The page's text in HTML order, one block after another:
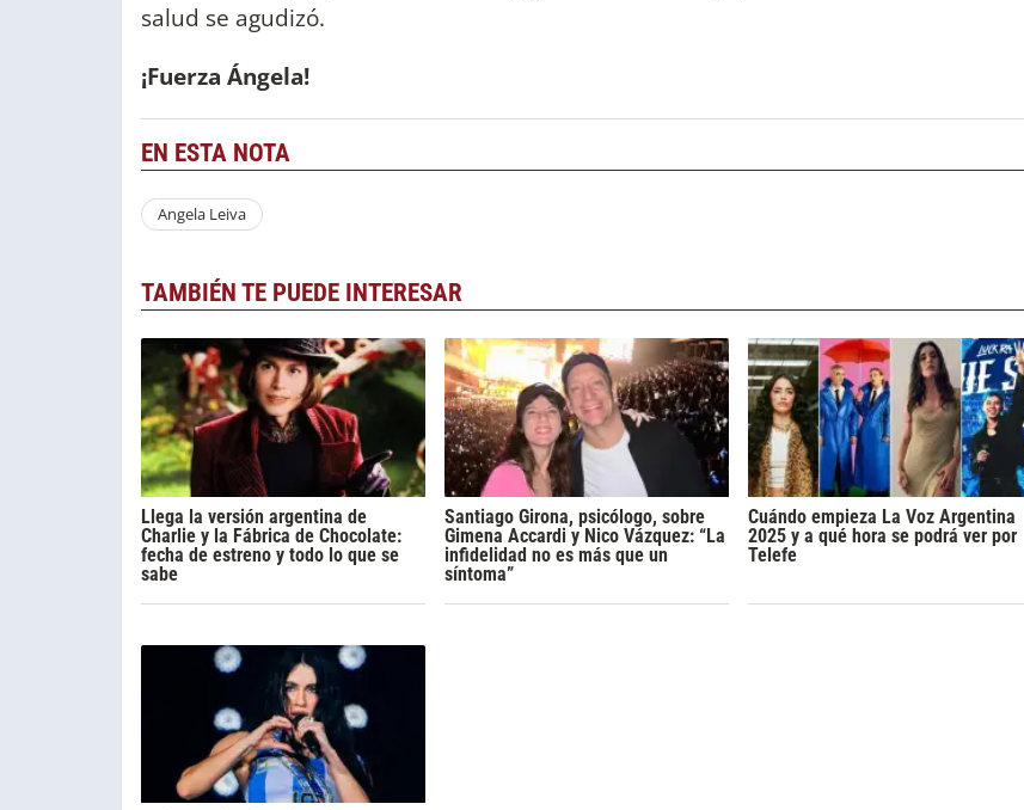
salud se agudizó.
¡Fuerza Ángela!
EN ESTA NOTA
Angela Leiva
TAMBIÉN TE PUEDE INTERESAR
Llega la versión argentina de
Charlie y la Fábrica de Chocolate:
fecha de estreno y todo lo que se
sabe
Santiago Girona, psicólogo, sobre
Gimena Accardi y Nico Vázquez: “La
infidelidad no es más que un
síntoma”
Cuándo empieza La Voz Argentina
2025 y a qué hora se podrá ver por
Telefe